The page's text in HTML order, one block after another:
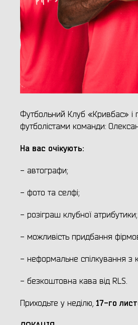
Футбольний Клуб «Кривбас» і
футболістами команди:
На вас очікують:
- автографи;
- фото та селфі;
- розіграш клубної атрибутики;
- можливість придбання
- неформальне спілкування з
- безкоштовна кава від RLS.
Приходьте у неділю, 17-го